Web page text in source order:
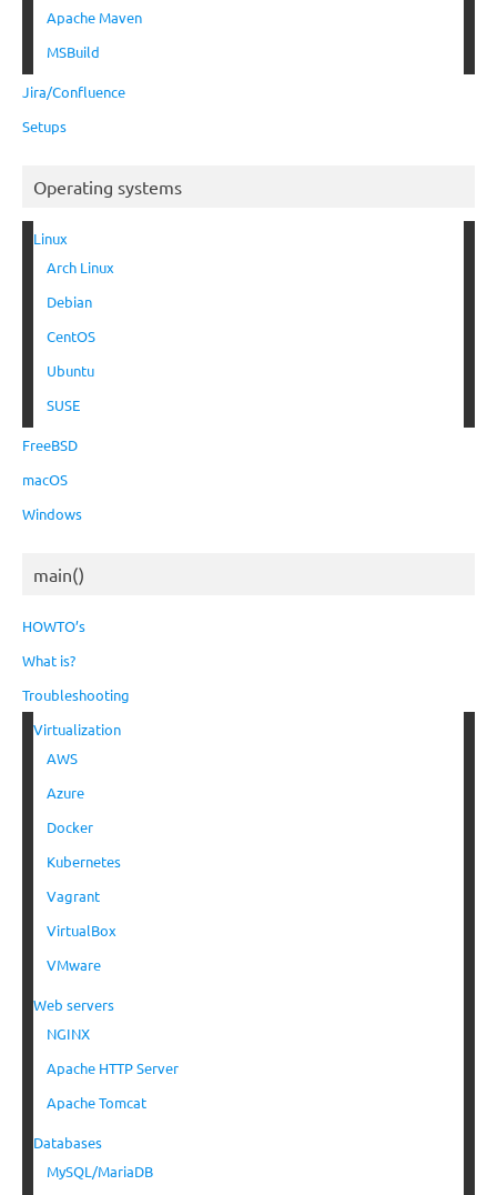
Apache Maven
MSBuild
Jira/Confluence
Setups
Operating systems
Linux
Arch Linux
Debian
CentOS
Ubuntu
SUSE
FreeBSD
macOS
Windows
main()
HOWTO’s
What is?
Troubleshooting
Virtualization
AWS
Azure
Docker
Kubernetes
Vagrant
VirtualBox
VMware
Web servers
NGINX
Apache HTTP Server
Apache Tomcat
Databases
MySQL/MariaDB